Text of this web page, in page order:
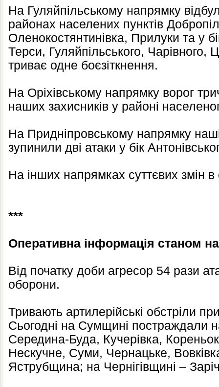
На Гуляйпільському напрямку
районах населених пунктів
Оленокостянтинівка, Прилуки та у
Терси, Гуляйпільського, Чарівного,
триває одне боєзіткнення.
На Оріхівському напрямку ворог
наших захисників у районі
На Придніпровському напрямку
зупинили дві атаки у бік
На інших напрямках суттєвих змін в
***
Оперативна інформація станом
Від початку доби агресор 54 рази
оборони.
Тривають артилерійські обстріли
Сьогодні на Сумщині постраждали
Середина-Буда, Кучерівка,
Нескучне, Суми, Чернацьке,
Яструбщина; на Чернігівщині –